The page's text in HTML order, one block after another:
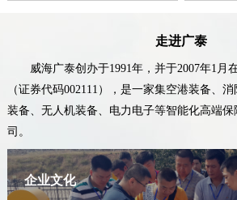
走进广泰
威海广泰创办于1991年，并于2007年1月
（证券代码002111），是一家集空港装备、
装备、无人机装备、电力电子等智能化高端
司。
企业文化